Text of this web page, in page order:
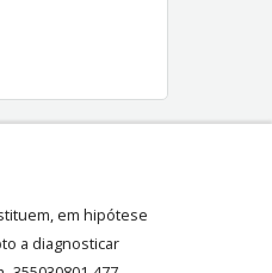
em hipótese
a diagnosticar